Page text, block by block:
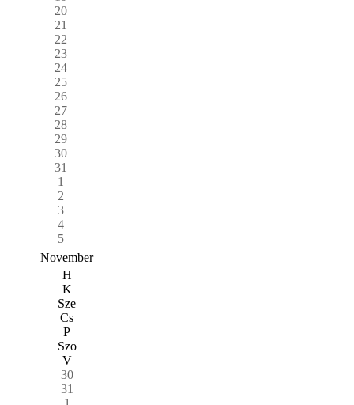
20
21
22
23
24
25
26
27
28
29
30
31
1
2
3
4
5
November
H
K
Sze
Cs
P
Szo
V
30
31